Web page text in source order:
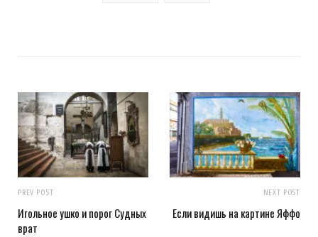
PREV POST
Игольное ушко и порог Судных
врат
NEXT POST
Если видишь на картине Яффо